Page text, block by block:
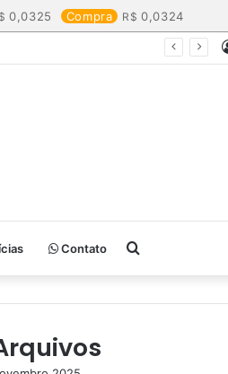
0,0325 Compra 0,0324
Contato Procurar
por